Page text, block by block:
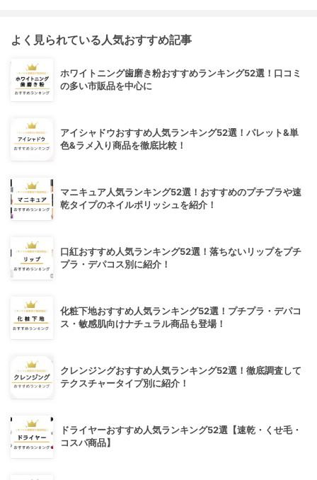
よく見られている人気おすすめ記事
ホワイトニング歯磨き粉おすすめランキング52選！口コミ
の多い市販品を中心に
アイシャドウおすすめ人気ランキング52選！パレット&単
色&ラメ入り商品を徹底比較！
マニキュア人気ランキング52選！おすすめのプチプラや速
乾タイプのネイルポリッシュを紹介！
口紅おすすめ人気ランキング52選！落ちないリップをプチ
プラ・デパコス別に紹介！
化粧下地おすすめ人気ランキング52選！プチプラ・デパコ
ス・敏感肌向けナチュラル商品も登場！
クレンジングおすすめ人気ランキング52選！徹底調査して
テクスチャータイプ別に紹介！
ドライヤーおすすめ人気ランキング52選【速乾・くせ毛・
コスパ商品】